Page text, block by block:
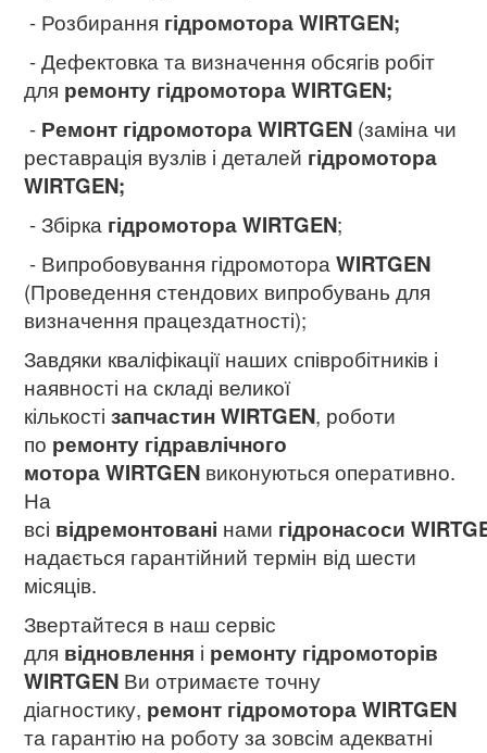
- Розбирання гідромотора WIRTGEN;
- Дефектовка та визначення обсягів робіт
для ремонту гідромотора WIRTGEN;
- Ремонт гідромотора WIRTGEN (заміна чи
реставрація вузлів і деталей гідромотора
WIRTGEN;
- Збірка гідромотора WIRTGEN;
- Випробовування гідромотораWIRTGEN
(Проведення стендових випробувань для
визначення працездатності);
Завдяки кваліфікації наших співробітників і
наявності на складі великої
кількостізапчастин WIRTGEN, роботи
по ремонту гідравлічного
мотора WIRTGEN виконуються оперативно.
На
всі відремонтовані нами гідронасоси
надається гарантійний термін від шести
місяців.
Звертайтеся в наш сервіс
для відновлення і ремонту гідромоторів
WIRTGEN Ви отримаєте точну
діагностику, ремонт гідромотора WIRTGEN
та гарантію на роботу за зовсім адекватні